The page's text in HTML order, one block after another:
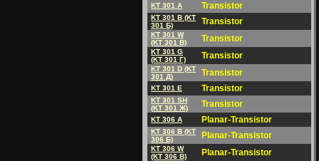
KT 301 A Transistor
KT 301 B (KT
301 Б)
Transistor
KT 301 W
(KT 301 B)
Transistor
KT 301 G
(KT 301 Г)
Transistor
KT 301 D (KT
301 Д)
Transistor
KT 301 E Transistor
KT 301 SH
(KT 301 Ж)
Transistor
KT 306 A Planar-Transistor
KT 306 B (KT
306 Б)
Planar-Transistor
KT 306 W
(KT 306 B)
Planar-Transistor